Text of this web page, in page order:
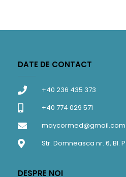
DATE DE CONTACT
+40 236 435 373
+40 774 029 571
maycormed@gmail.com
Str. Domneasca nr. 6, Bl.
DESPRE NOI